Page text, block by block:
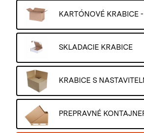
KARTÓNOVÉ KRABICE
SKLADACIE KRABICE
KRABICE S
PREPRAVNÉ